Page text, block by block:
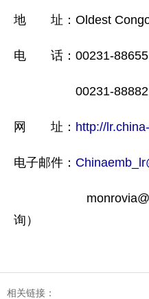
地 址：Oldest Congo
电 话：00231-
00231-
网 址： http://
电子邮件：
询）
相关链接：